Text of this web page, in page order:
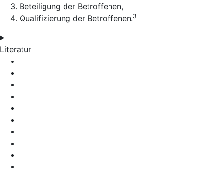
Beteiligung der Betroffenen,
Qualifizierung der Betroffenen.3
Literatur